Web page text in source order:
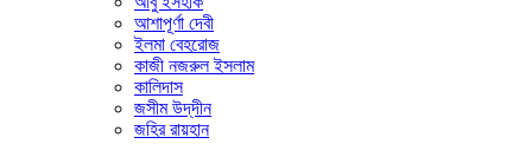
আশাপূর্ণা দেবী
ইলমা বেহরোজ
কাজী নজরুল ইসলাম
কালিদাস
জসীম উদ্‌দীন
জহির রায়হান